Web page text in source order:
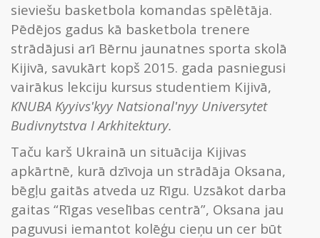
sieviešu basketbola komandas spēlētāja.
Pēdējos gadus kā basketbola trenere
strādājusi arī Bērnu jaunatnes sporta skolā
Kijivā, savukārt kopš 2015. gada pasniegusi
vairākus lekciju kursus studentiem Kijivā,
KNUBA Kyyivsʹkyy Natsionalʹnyy Universytet
Budivnytstva I Arkhitektury.
Taču karš Ukrainā un situācija Kijivas
apkārtnē, kurā dzīvoja un strādāja Oksana,
bēgļu gaitās atveda uz Rīgu. Uzsākot darba
gaitas “Rīgas veselības centrā”, Oksana jau
paguvusi iemantot kolēģu cieņu un cer būt